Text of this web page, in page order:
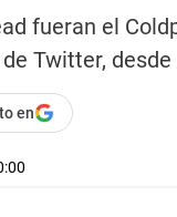
fueran el
Twitter,
en